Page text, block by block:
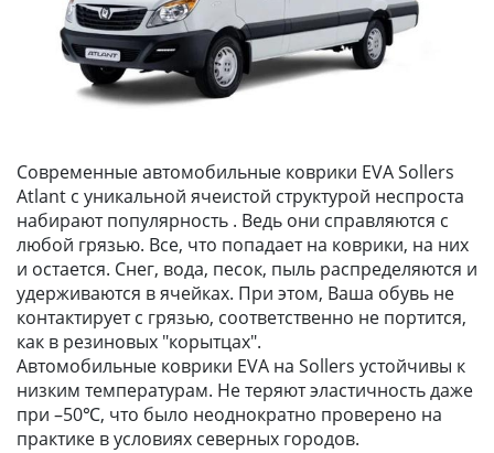
Современные автомобильные коврики EVA Sollers
Atlant с уникальной ячеистой структурой неспроста
набирают популярность . Ведь они справляются с
любой грязью. Все, что попадает на коврики, на них
и остается. Снег, вода, песок, пыль распределяются и
удерживаются в ячейках. При этом, Ваша обувь не
контактирует с грязью, соответственно не портится,
как в резиновых "корытцах".
Автомобильные коврики EVA на Sollers устойчивы к
низким температурам. Не теряют эластичность даже
при –50℃, что было неоднократно проверено на
практике в условиях северных городов.